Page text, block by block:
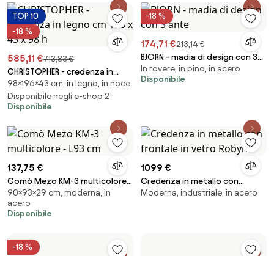
TOP 10
-18 %
585,11 €713,83 €
CHRISTOPHER - credenza in
legno cm 196 x 43 x 98 h
98×196×43 cm, in legno, in noce
Disponibile negli e-shop 2
Disponibile
-18 %
174,71 €213,14 €
BJORN - madia di design con 3
ante
In rovere, in pino, in acero
Disponibile
137,75 €
Comò Mezo KM-3 multicolore -
L93 cm
90×93×29 cm, moderna, in
acero
Disponibile
1099 €
Credenza in metallo con
frontale in vetro Robyn
Moderna, industriale, in acero
-18 %